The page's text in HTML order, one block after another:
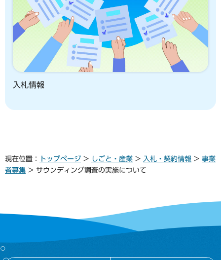
入札情報
現在位置： トップページ > しごと・産業 > 入札・契約情報 > 事業
者募集 > サウンディング調査の実施について